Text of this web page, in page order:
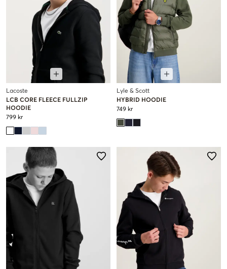
Lacoste
LCB CORE FLEECE FULLZIP
HOODIE
799 kr
Lyle & Scott
HYBRID HOODIE
749 kr